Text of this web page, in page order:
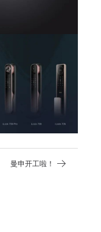
曼申开工啦！